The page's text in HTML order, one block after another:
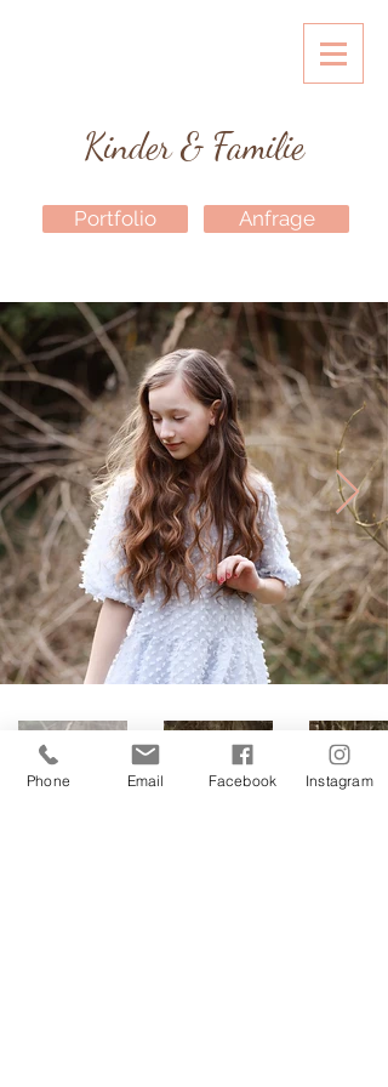
Kinder & Familie
Portfolio Anfrage
Phone Email Facebook Instagram